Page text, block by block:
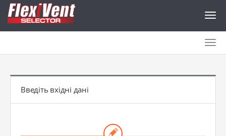
Введіть вхідні дані